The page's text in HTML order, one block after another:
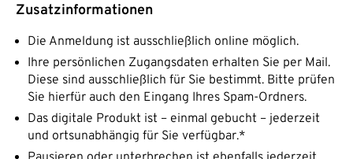
Zusatzinformationen
Die Anmeldung ist ausschließlich online möglich.
Ihre persönlichen Zugangsdaten erhalten Sie per Mail.
Diese sind ausschließlich für Sie bestimmt. Bitte prüfen
Sie hierfür auch den Eingang Ihres Spam-Ordners.
Das digitale Produkt ist – einmal gebucht – jederzeit
und ortsunabhängig für Sie verfügbar.*